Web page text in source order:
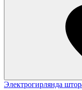
Электрогирлянда